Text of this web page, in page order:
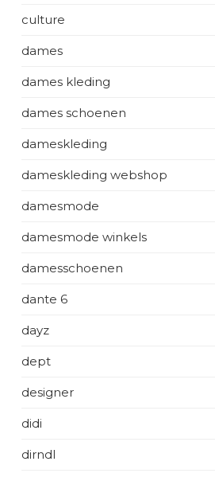
culture
dames
dames kleding
dames schoenen
dameskleding
dameskleding webshop
damesmode
damesmode winkels
damesschoenen
dante 6
dayz
dept
designer
didi
dirndl